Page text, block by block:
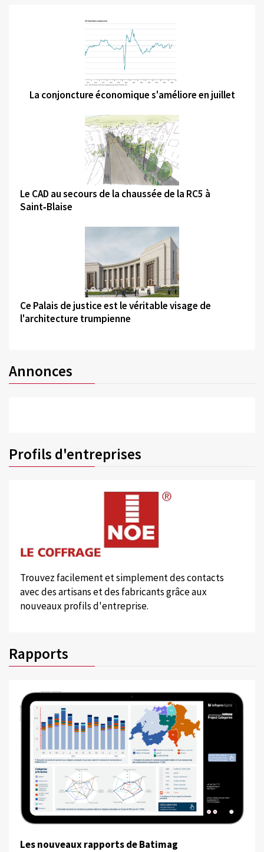
©
La conjoncture économique s'améliore en juillet
©
Le CAD au secours de la chaussée de la RC5 à
Saint‑Blaise
©
Ce Palais de justice est le véritable visage de
l'architecture trumpienne
Annonces
Profils d'entreprises
Trouvez facilement et simplement des contacts
avec des artisans et des fabricants grâce aux
nouveaux profils d'entreprise.
Rapports
Les nouveaux rapports de Batimag